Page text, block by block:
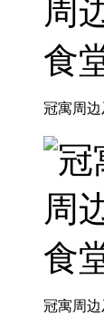
冠寓周
冠寓周